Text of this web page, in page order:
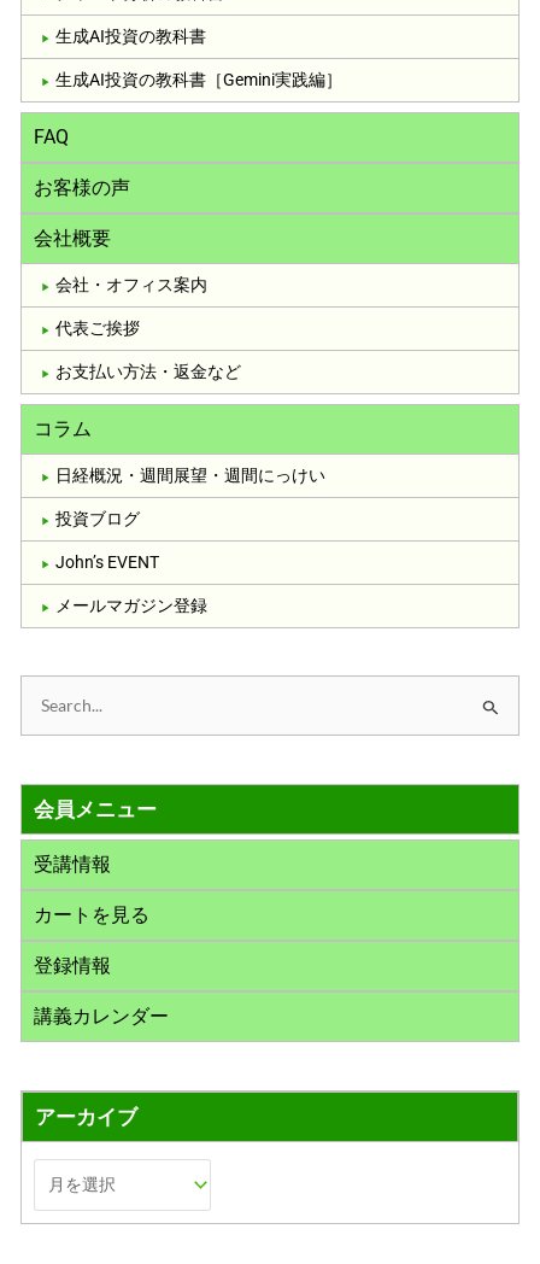
生成AI投資の教科書
生成AI投資の教科書［Gemini実践編］
FAQ
お客様の声
会社概要
会社・オフィス案内
代表ご挨拶
お支払い方法・返金など
コラム
日経概況・週間展望・週間にっけい
投資ブログ
John’s EVENT
メールマガジン登録
象
:
会員メニュー
受講情報
カートを見る
登録情報
講義カレンダー
アーカイブ